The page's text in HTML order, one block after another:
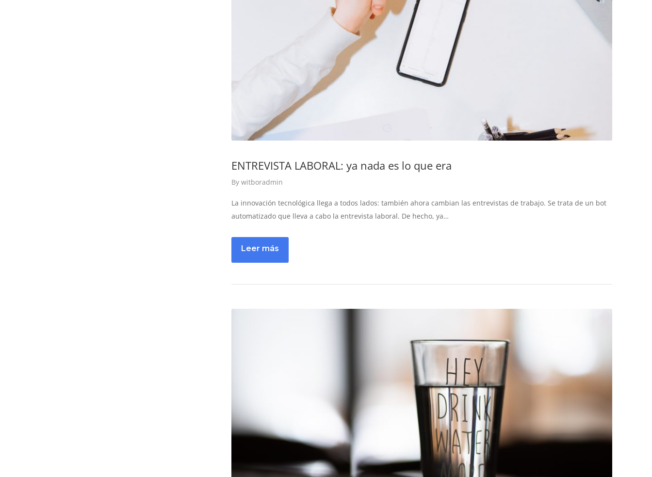
ENTREVISTA LABORAL: ya nada es lo que era
By witboradmin
La innovación tecnológica llega a todos lados: también ahora cambian las entrevistas de trabajo. Se trata de un bot
automatizado que lleva a cabo la entrevista laboral. De hecho, ya…